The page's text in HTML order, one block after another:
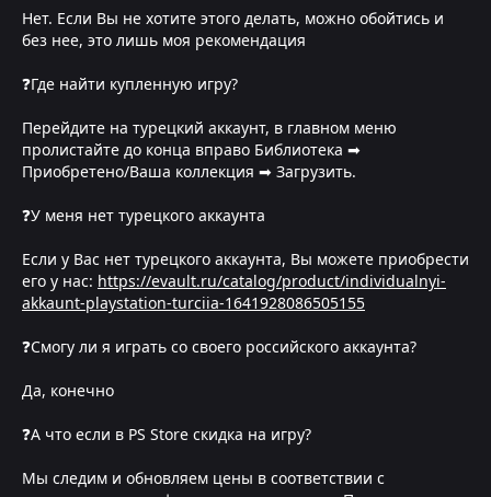
Нет. Если Вы не хотите этого делать, можно обойтись и
без нее, это лишь моя рекомендация
❓Где найти купленную игру?
Перейдите на турецкий аккаунт, в главном меню
пролистайте до конца вправо Библиотека ➡
Приобретено/Ваша коллекция ➡ Загрузить.
❓У меня нет турецкого аккаунта
Если у Вас нет турецкого аккаунта, Вы можете приобрести
его у нас: https://evault.ru/catalog/product/individualnyi-
akkaunt-playstation-turciia-1641928086505155
❓Смогу ли я играть со своего российского аккаунта?
Да, конечно
❓А что если в PS Store скидка на игру?
Мы следим и обновляем цены в соответствии с